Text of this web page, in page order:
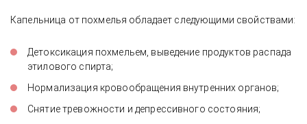
Капельница от похмелья обладает следующими свойствами:
Детоксикация похмельем, выведение продуктов распада
этилового спирта;
Нормализация кровообращения внутренних органов;
Снятие тревожности и депрессивного состояния;